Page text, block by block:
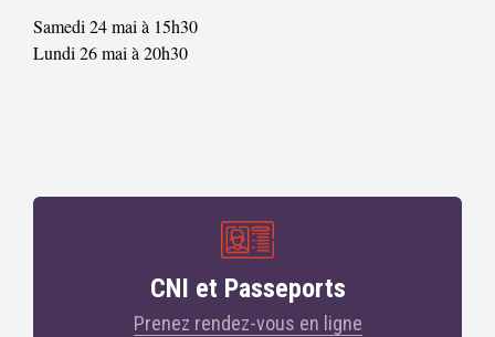
Samedi 24 mai à 15h30
Lundi 26 mai à 20h30
CNI et Passeports
Prenez rendez-vous en ligne